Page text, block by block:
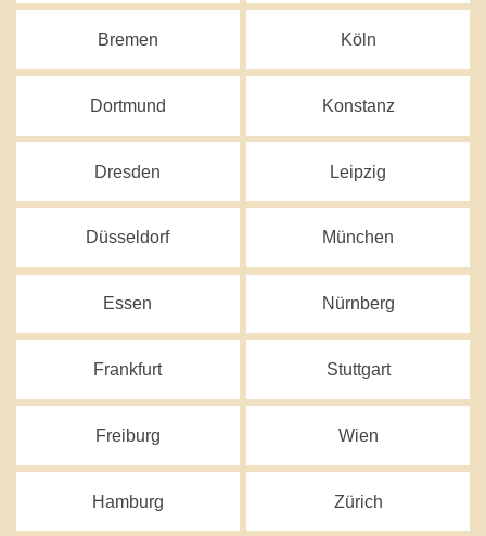
Bremen
Dortmund
Dresden
Düsseldorf
Essen
Frankfurt
Freiburg
Hamburg
Köln
Konstanz
Leipzig
München
Nürnberg
Stuttgart
Wien
Zürich